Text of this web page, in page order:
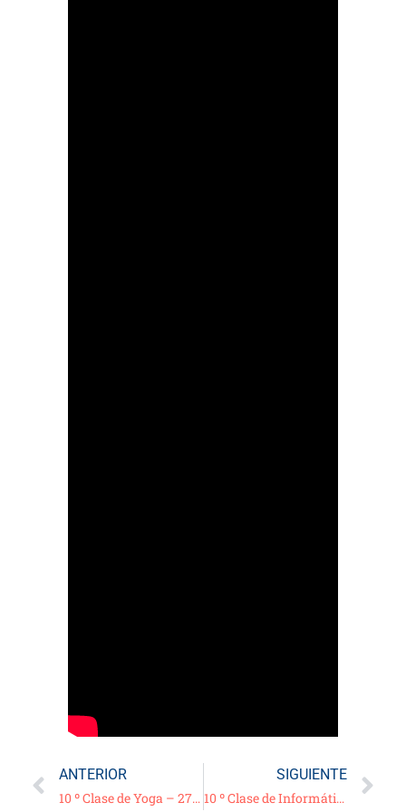
ANTERIOR
10 º Clase de Yoga – 27/04/21
SIGUIENTE
10 º Clase de Informática: “Tips de prevención para evitar estafas y robo de datos” – 28/04/21